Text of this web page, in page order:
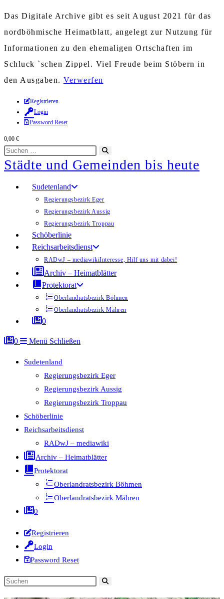
Das Digitale Archive gibt es seit August 2021 für das
nordböhmische Heimatblatt, angelegt zur Nutzung für
Informationen zu den ehemaligen Ortschaften im
Schluck `schen Zippel. Viel Freude beim Stöbern in
den Ausgaben. Verwerfen
Zum
Inhalt
springen
Registrieren
Login
Password Reset
0,00 €
Diese
Website
durchsuchen
starten
Städte und Gemeinden bis heute
Sudetenland
Regierungsbezirk Eger
Regierungsbezirk Aussig
Regierungsbezirk Troppau
Schöberlinie
Reichsarbeitsdienst
RADwJ – mediawikiInteresse, Hilf uns mit dabei!
Archiv – Heimatblätter
Protektorat
Oberlandratsbezirk Böhmen
Oberlandratsbezirk Mähren
0
0 Menü Schließen
Sudetenland
Regierungsbezirk Eger
Regierungsbezirk Aussig
Regierungsbezirk Troppau
Schöberlinie
Reichsarbeitsdienst
RADwJ – mediawiki
Archiv – Heimatblätter
Protektorat
Oberlandratsbezirk Böhmen
Oberlandratsbezirk Mähren
0
Registrieren
Login
Password Reset
Diese